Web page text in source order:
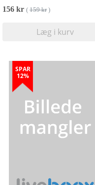
156 kr ( 159 kr)
Læg i kurv
SPAR
12%